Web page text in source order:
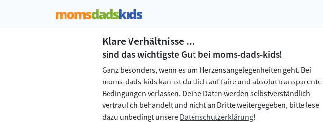
Klare Verhältnisse ...
sind das wichtigste Gut bei moms-dads-kids!
Ganz besonders, wenn es um Herzensangelegenheiten geht. Bei
moms-dads-kids kannst du dich auf faire und absolut transparente
Bedingungen verlassen. Deine Daten werden selbstverständlich
vertraulich behandelt und nicht an Dritte weitergegeben, bitte lese
dazu unbedingt unsere Datenschutzerklärung!